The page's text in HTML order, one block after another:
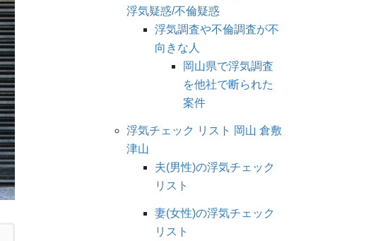
浮気疑惑/不倫疑惑
浮気調査や不倫調査が不
向きな人
岡山県で浮気調査
を他社で断られた
案件
浮気チェック リスト 岡山 倉敷
津山
夫(男性)の浮気チェック
リスト
妻(女性)の浮気チェック
リスト